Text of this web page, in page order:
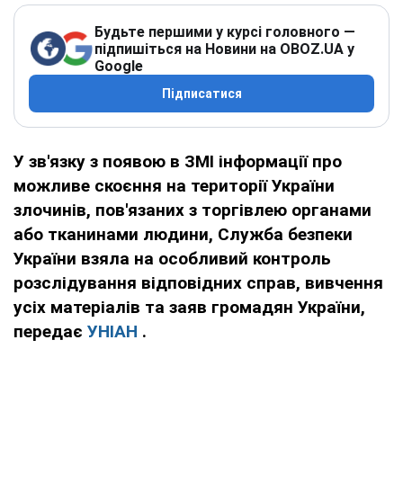
Будьте першими у курсі головного —
підпишіться на Новини на OBOZ.UA у
Google
Підписатися
У зв'язку з появою в ЗМІ інформації про
можливе скоєння на території України
злочинів, пов'язаних з торгівлею органами
або тканинами людини, Служба безпеки
України взяла на особливий контроль
розслідування відповідних справ, вивчення
усіх матеріалів та заяв громадян України,
передає УНІАН .